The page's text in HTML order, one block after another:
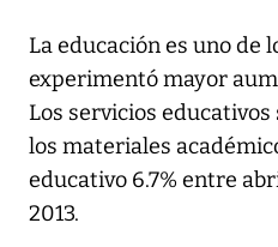
La educación es uno de
experimentó mayor
Los servicios educativos
los materiales
educativo 6.7% entre
2013.